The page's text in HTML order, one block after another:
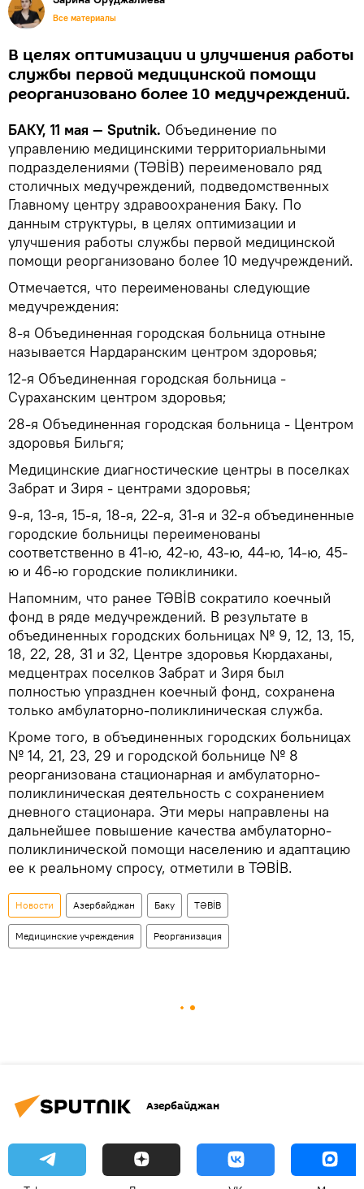
Все материалы
В целях оптимизации и улучшения работы
службы первой медицинской помощи
реорганизовано более 10 медучреждений.
БАКУ, 11 мая — Sputnik. Объединение по
управлению медицинскими территориальными
подразделениями (TƏBİB) переименовало ряд
столичных медучреждений, подведомственных
Главному центру здравоохранения Баку. По
данным структуры, в целях оптимизации и
улучшения работы службы первой медицинской
помощи реорганизовано более 10 медучреждений.
Отмечается, что переименованы следующие
медучреждения:
8-я Объединенная городская больница отныне
называется Нардаранским центром здоровья;
12-я Объединенная городская больница -
Сураханским центром здоровья;
28-я Объединенная городская больница - Центром
здоровья Бильгя;
Медицинские диагностические центры в поселках
Забрат и Зиря - центрами здоровья;
9-я, 13-я, 15-я, 18-я, 22-я, 31-я и 32-я объединенные
городские больницы переименованы
соответственно в 41-ю, 42-ю, 43-ю, 44-ю, 14-ю, 45-
ю и 46-ю городские поликлиники.
Напомним, что ранее TƏBİB сократило коечный
фонд в ряде медучреждений. В результате в
объединенных городских больницах № 9, 12, 13, 15,
18, 22, 28, 31 и 32, Центре здоровья Кюрдаханы,
медцентрах поселков Забрат и Зиря был
полностью упразднен коечный фонд, сохранена
только амбулаторно-поликлиническая служба.
Кроме того, в объединенных городских больницах
№ 14, 21, 23, 29 и городской больнице № 8
реорганизована стационарная и амбулаторно-
поликлиническая деятельность с сохранением
дневного стационара. Эти меры направлены на
дальнейшее повышение качества амбулаторно-
поликлинической помощи населению и адаптацию
ее к реальному спросу, отметили в TƏBİB.
Новости Азербайджан Баку TƏBİB
Медицинские учреждения Реорганизация
Азербайджан